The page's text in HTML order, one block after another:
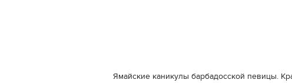
Ямайские каникулы барбадосской певицы.